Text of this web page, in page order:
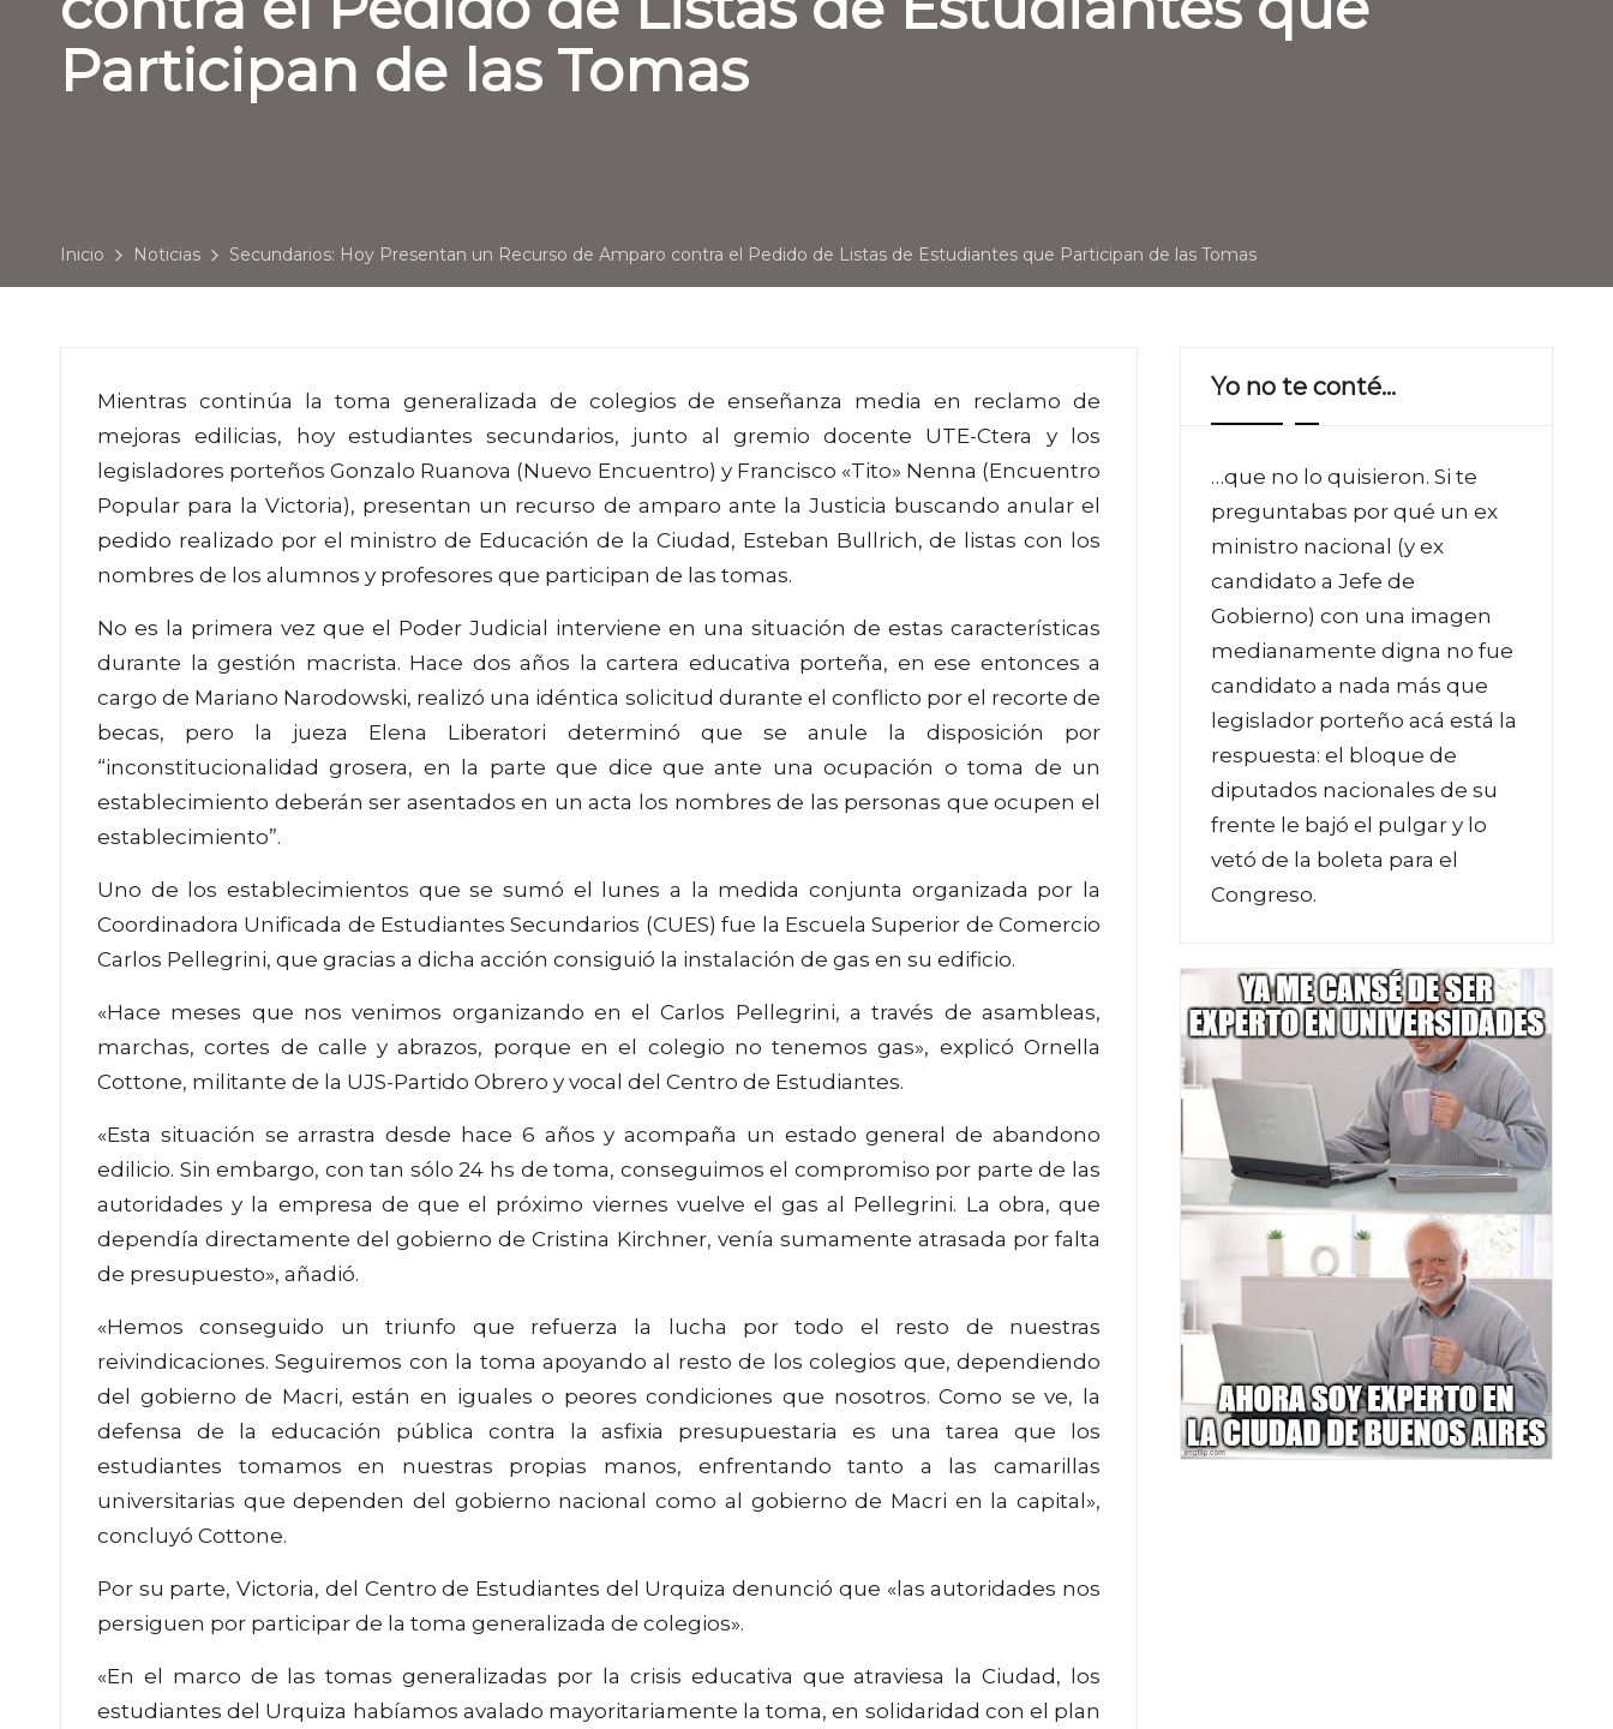
Participan de las Tomas
Inicio Noticias Secundarios: Hoy Presentan un Recurso de Amparo contra el Pedido de Listas de Estudiantes que Participan de las Tomas
Mientras continúa la toma generalizada de colegios de enseñanza media en reclamo de
mejoras edilicias, hoy estudiantes secundarios, junto al gremio docente UTE-Ctera y los
legisladores porteños Gonzalo Ruanova (Nuevo Encuentro) y Francisco «Tito» Nenna (Encuentro
Popular para la Victoria), presentan un recurso de amparo ante la Justicia buscando anular el
pedido realizado por el ministro de Educación de la Ciudad, Esteban Bullrich, de listas con los
nombres de los alumnos y profesores que participan de las tomas.
No es la primera vez que el Poder Judicial interviene en una situación de estas características
durante la gestión macrista. Hace dos años la cartera educativa porteña, en ese entonces a
cargo de Mariano Narodowski, realizó una idéntica solicitud durante el conflicto por el recorte de
becas, pero la jueza Elena Liberatori determinó que se anule la disposición por
“inconstitucionalidad grosera, en la parte que dice que ante una ocupación o toma de un
establecimiento deberán ser asentados en un acta los nombres de las personas que ocupen el
establecimiento”.
Uno de los establecimientos que se sumó el lunes a la medida conjunta organizada por la
Coordinadora Unificada de Estudiantes Secundarios (CUES) fue la Escuela Superior de Comercio
Carlos Pellegrini, que gracias a dicha acción consiguió la instalación de gas en su edificio.
«Hace meses que nos venimos organizando en el Carlos Pellegrini, a través de asambleas,
marchas, cortes de calle y abrazos, porque en el colegio no tenemos gas», explicó Ornella
Cottone, militante de la UJS-Partido Obrero y vocal del Centro de Estudiantes.
«Esta situación se arrastra desde hace 6 años y acompaña un estado general de abandono
edilicio. Sin embargo, con tan sólo 24 hs de toma, conseguimos el compromiso por parte de las
autoridades y la empresa de que el próximo viernes vuelve el gas al Pellegrini. La obra, que
dependía directamente del gobierno de Cristina Kirchner, venía sumamente atrasada por falta
de presupuesto», añadió.
«Hemos conseguido un triunfo que refuerza la lucha por todo el resto de nuestras
reivindicaciones. Seguiremos con la toma apoyando al resto de los colegios que, dependiendo
del gobierno de Macri, están en iguales o peores condiciones que nosotros. Como se ve, la
defensa de la educación pública contra la asfixia presupuestaria es una tarea que los
estudiantes tomamos en nuestras propias manos, enfrentando tanto a las camarillas
universitarias que dependen del gobierno nacional como al gobierno de Macri en la capital»,
concluyó Cottone.
Por su parte, Victoria, del Centro de Estudiantes del Urquiza denunció que «las autoridades nos
persiguen por participar de la toma generalizada de colegios».
«En el marco de las tomas generalizadas por la crisis educativa que atraviesa la Ciudad, los
estudiantes del Urquiza habíamos avalado mayoritariamente la toma, en solidaridad con el plan
Yo no te conté…
…que no lo quisieron. Si te
preguntabas por qué un ex
ministro nacional (y ex
candidato a Jefe de
Gobierno) con una imagen
medianamente digna no fue
candidato a nada más que
legislador porteño acá está la
respuesta: el bloque de
diputados nacionales de su
frente le bajó el pulgar y lo
vetó de la boleta para el
Congreso.